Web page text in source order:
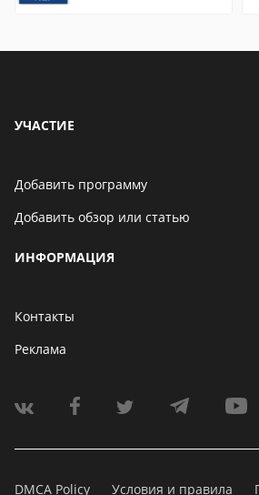
УЧАСТИЕ
Добавить программу
Добавить обзор или статью
ИНФОРМАЦИЯ
Контакты
Реклама
DMCA Policy Условия и правила